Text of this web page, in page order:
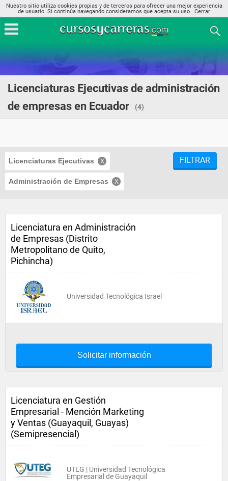
Nuestro sitio utiliza cookies propias y de terceros para ofrecer una mejor experiencia
de usuario. Si continúa navegando consideramos que acepta su uso.. Cerrar
Licenciaturas Ejecutivas de administración
de empresas en Ecuador
(4)
Licenciaturas Ejecutivas
Administración de Empresas
FILTRAR
Licenciatura en Administración
de Empresas (Distrito
Metropolitano de Quito,
Pichincha)
Universidad Tecnológica Israel
Solicitar información
Licenciatura en Gestión
Empresarial - Mención Marketing
y Ventas (Guayaquil, Guayas)
(Semipresencial)
UTEG | Universidad Tecnológica
Empresarial de Guayaquil